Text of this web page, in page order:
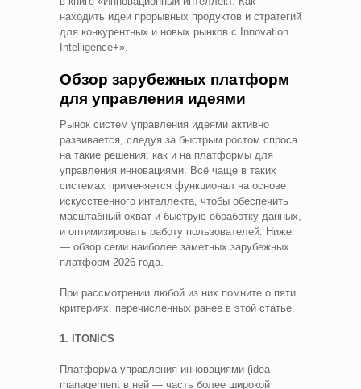
находить идеи прорывных продуктов и стратегий
для конкурентных и новых рынков с Innovation
Intelligence+».
Обзор зарубежных платформ
для управления идеями
Рынок систем управления идеями активно
развивается, следуя за быстрым ростом спроса
на такие решения, как и на платформы для
управления инновациями. Всё чаще в таких
системах применяется функционал на основе
искусственного интеллекта, чтобы обеспечить
масштабный охват и быструю обработку данных,
и оптимизировать работу пользователей. Ниже
— обзор семи наиболее заметных зарубежных
платформ 2026 года.
При рассмотрении любой из них помните о пяти
критериях, перечисленных ранее в этой статье.
1. ITONICS
Платформа управления инновациями (idea
management в ней — часть более широкой